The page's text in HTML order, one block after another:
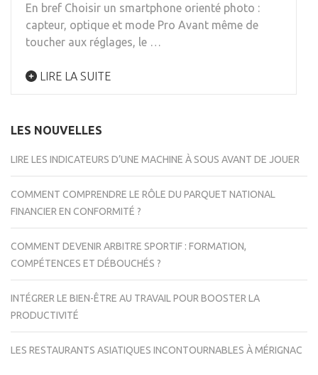
En bref Choisir un smartphone orienté photo :
capteur, optique et mode Pro Avant même de
toucher aux réglages, le …
LIRE LA SUITE
LES NOUVELLES
LIRE LES INDICATEURS D’UNE MACHINE À SOUS AVANT DE JOUER
COMMENT COMPRENDRE LE RÔLE DU PARQUET NATIONAL
FINANCIER EN CONFORMITÉ ?
COMMENT DEVENIR ARBITRE SPORTIF : FORMATION,
COMPÉTENCES ET DÉBOUCHÉS ?
INTÉGRER LE BIEN-ÊTRE AU TRAVAIL POUR BOOSTER LA
PRODUCTIVITÉ
LES RESTAURANTS ASIATIQUES INCONTOURNABLES À MÉRIGNAC